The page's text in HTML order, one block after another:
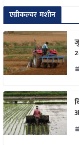
एग्रीकल्चर मशीन